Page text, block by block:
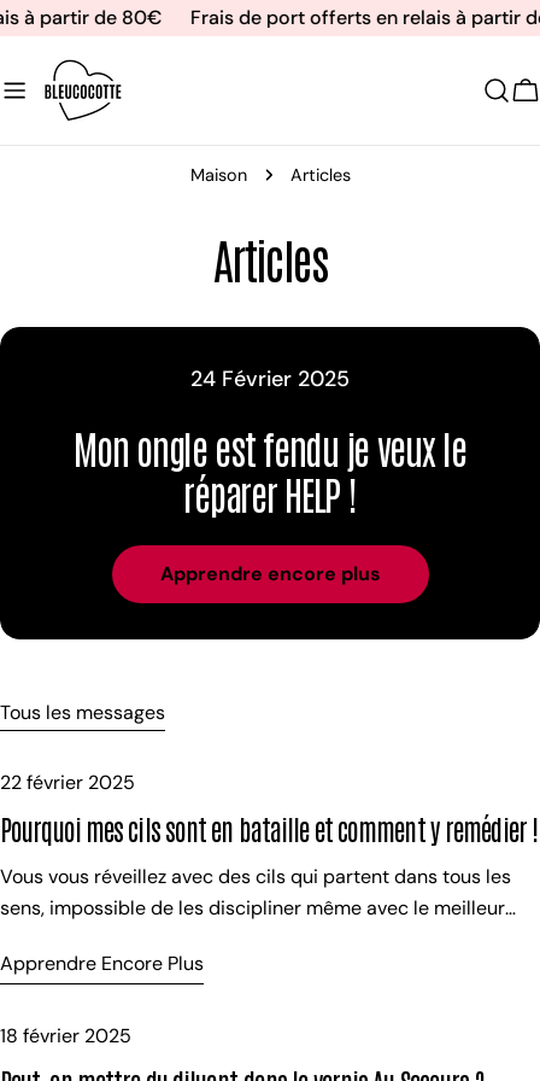
Aller
contenu
à partir de 80€ Frais de port offerts en relais à partir
Maison Articles
Articles
24 Février 2025
Mon ongle est fendu je veux le
réparer HELP !
Apprendre encore plus
Tous les messages
22 février 2025
Pourquoi mes cils sont en bataille et comment y remédier !
Vous vous réveillez avec des cils qui partent dans tous les
sens, impossible de les discipliner même avec le meilleur
paraît : votre position de sommeil. Pourquoi vos cils prennent
la pression prolongée. Pendant la nuit, ils peuvent se plier et
Apprendre Encore Plus
18 février 2025